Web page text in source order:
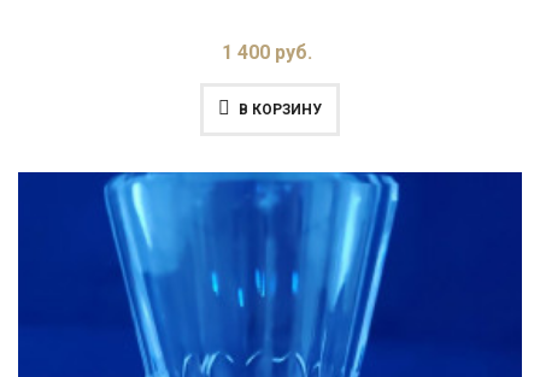
1 400 руб.
В КОРЗИНУ